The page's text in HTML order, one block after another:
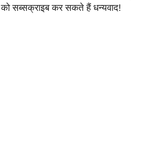
को सब्सक्राइब कर सकते हैं धन्यवाद!